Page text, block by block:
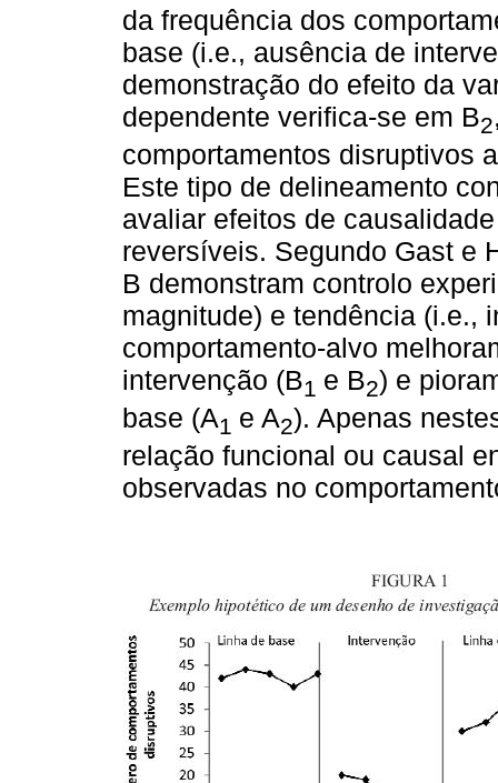
da frequência dos
base (i.e., ausência de
demonstração do efeito da
dependente verifica-se em B2
comportamentos disruptivos
Este tipo de delineamento
avaliar efeitos de
reversíveis. Segundo Gast e
B demonstram controlo
magnitude) e tendência (i.e.,
comportamento-alvo
intervenção (B1 e B2) e
base (A1 e A2). Apenas
relação funcional ou causal
observadas no